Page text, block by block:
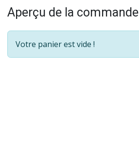
Aperçu de la commande
Votre panier est vide !